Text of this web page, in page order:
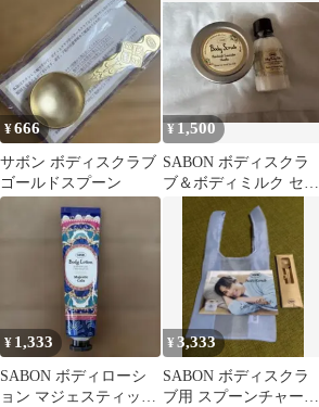
新版 旧版
ブ
¥666
サボン ボディスクラブ
ゴールドスプーン
¥1,500
SABON ボディスクラ
ブ＆ボディミルク セッ
¥ 1,333
SABON ボディローシ
ョン マジェスティッ
¥3,333
SABON ボディスクラ
ブ用 スプーンチャーム